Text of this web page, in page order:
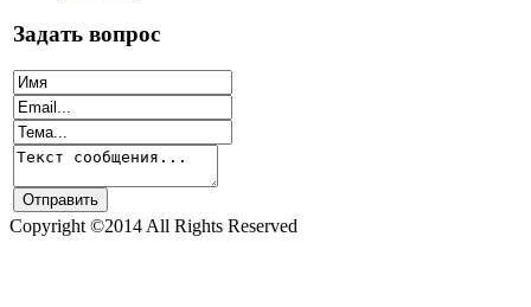
Задать вопрос
Copyright ©2014 All Rights Reserved